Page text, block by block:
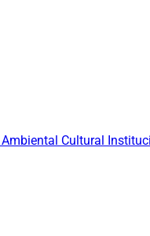
Ambiental Cultural